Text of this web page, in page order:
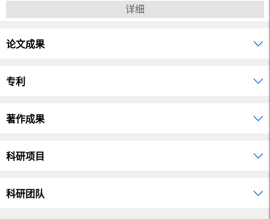
详细
论文成果
专利
著作成果
科研项目
科研团队